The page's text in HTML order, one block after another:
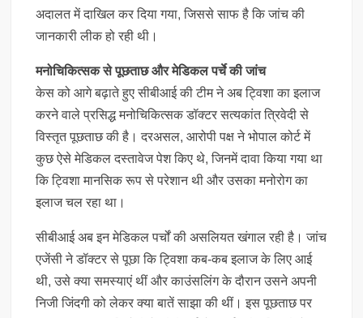
अदालत में दाखिल कर दिया गया, जिससे साफ है कि जांच की
जानकारी लीक हो रही थी।
मनोचिकित्सक से पूछताछ और मेडिकल पर्चे की जांच
केस को आगे बढ़ाते हुए सीबीआई की टीम ने अब ट्विशा का इलाज
करने वाले प्रसिद्ध मनोचिकित्सक डॉक्टर सत्यकांत त्रिवेदी से
विस्तृत पूछताछ की है। दरअसल, आरोपी पक्ष ने भोपाल कोर्ट में
कुछ ऐसे मेडिकल दस्तावेज पेश किए थे, जिनमें दावा किया गया था
कि ट्विशा मानसिक रूप से परेशान थी और उसका मनोरोग का
इलाज चल रहा था।
सीबीआई अब इन मेडिकल पर्चों की असलियत खंगाल रही है। जांच
एजेंसी ने डॉक्टर से पूछा कि ट्विशा कब-कब इलाज के लिए आई
थी, उसे क्या समस्याएं थीं और काउंसलिंग के दौरान उसने अपनी
निजी जिंदगी को लेकर क्या बातें साझा की थीं। इस पूछताछ पर